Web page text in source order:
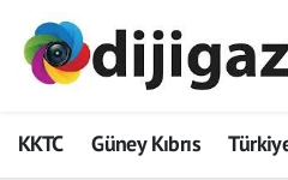
KKTC Güney Kıbrıs
ADVERTORIAL
Dijigazete
Hava Durumu
Trafik Durumu